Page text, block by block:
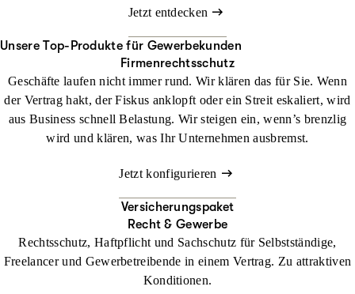
Jetzt entdecken
Unsere Top-Produkte für Gewerbekunden
Firmenrechtsschutz
Geschäfte laufen nicht immer rund. Wir klären das für Sie. Wenn
der Vertrag hakt, der Fiskus anklopft oder ein Streit eskaliert, wird
aus Business schnell Belastung. Wir steigen ein, wenn’s brenzlig
wird und klären, was Ihr Unternehmen ausbremst.
Jetzt konfigurieren
Versicherungspaket
Recht & Gewerbe
Rechtsschutz, Haftpflicht und Sachschutz für Selbstständige,
Freelancer und Gewerbetreibende in einem Vertrag. Zu attraktiven
Konditionen.